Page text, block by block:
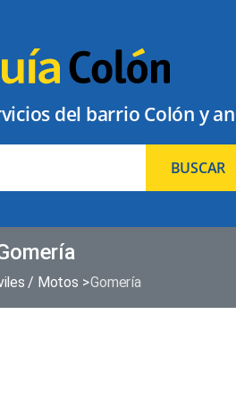
del barrio Colón y
BUSCAR
/ Motos Gomería